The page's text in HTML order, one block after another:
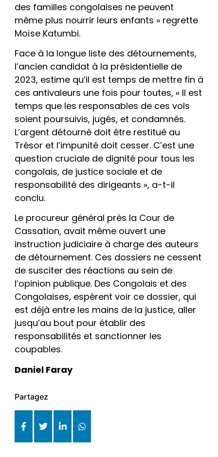
des familles congolaises ne peuvent
même plus nourrir leurs enfants » regrette
Moïse Katumbi.
Face à la longue liste des détournements,
l’ancien candidat à la présidentielle de
2023, estime qu’il est temps de mettre fin à
ces antivaleurs une fois pour toutes, « Il est
temps que les responsables de ces vols
soient poursuivis, jugés, et condamnés.
L’argent détourné doit être restitué au
Trésor et l’impunité doit cesser. C’est une
question cruciale de dignité pour tous les
congolais, de justice sociale et de
responsabilité des dirigeants », a-t-il
conclu.
Le procureur général près la Cour de
Cassation, avait même ouvert une
instruction judiciaire à charge des auteurs
de détournement. Ces dossiers ne cessent
de susciter des réactions au sein de
l’opinion publique. Des Congolais et des
Congolaises, espèrent voir ce dossier, qui
est déjà entre les mains de la justice, aller
jusqu’au bout pour établir des
responsabilités et sanctionner les
coupables.
Daniel Faray
Partagez